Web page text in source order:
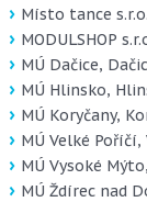
Místo tance s.r.o.
MODULSHOP
MÚ Dačice,
MÚ Hlinsko,
MÚ Koryčany,
MÚ Velké
MÚ Vysoké
MÚ Ždírec nad